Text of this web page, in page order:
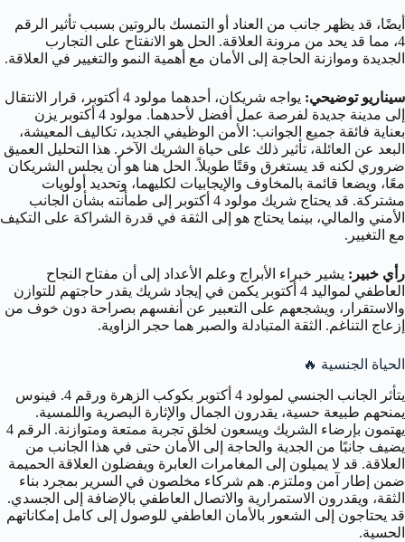
أيضًا، قد يظهر جانب من العناد أو التمسك بالروتين بسبب تأثير الرقم
4، مما قد يحد من مرونة العلاقة. الحل هو الانفتاح على التجارب
الجديدة وموازنة الحاجة إلى الأمان مع أهمية النمو والتغيير في العلاقة.
سيناريو توضيحي:
يواجه شريكان، أحدهما مولود 4 أكتوبر، قرار الانتقال
إلى مدينة جديدة لفرصة عمل أفضل لأحدهما. مولود 4 أكتوبر يزن
بعناية فائقة جميع الجوانب: الأمن الوظيفي الجديد، تكاليف المعيشة،
البعد عن العائلة، تأثير ذلك على حياة الشريك الآخر. هذا التحليل العميق
ضروري لكنه قد يستغرق وقتًا طويلاً. الحل هنا هو أن يجلس الشريكان
معًا، ويضعا قائمة بالمخاوف والإيجابيات لكليهما، وتحديد أولويات
مشتركة. قد يحتاج شريك مولود 4 أكتوبر إلى طمأنته بشأن الجانب
الأمني والمالي، بينما يحتاج هو إلى الثقة في قدرة الشراكة على التكيف
مع التغيير.
رأي خبير: يشير خبراء الأبراج وعلم الأعداد إلى أن مفتاح النجاح
العاطفي لمواليد 4 أكتوبر يكمن في إيجاد شريك يقدر حاجتهم للتوازن
والاستقرار، ويشجعهم على التعبير عن أنفسهم بصراحة دون خوف من
إزعاج التناغم. الثقة المتبادلة والصبر هما حجر الزاوية.
الحياة الجنسية 🔥
يتأثر الجانب الجنسي لمولود 4 أكتوبر بكوكب الزهرة ورقم 4. فينوس
يمنحهم طبيعة حسية، يقدرون الجمال والإثارة البصرية واللمسية.
يهتمون بإرضاء الشريك ويسعون لخلق تجربة ممتعة ومتوازنة. الرقم 4
يضيف جانبًا من الجدية والحاجة إلى الأمان حتى في هذا الجانب من
العلاقة. قد لا يميلون إلى المغامرات العابرة ويفضلون العلاقة الحميمة
ضمن إطار آمن وملتزم. هم شركاء مخلصون في السرير بمجرد بناء
الثقة، ويقدرون الاستمرارية والاتصال العاطفي بالإضافة إلى الجسدي.
قد يحتاجون إلى الشعور بالأمان العاطفي للوصول إلى كامل إمكاناتهم
الحسية.